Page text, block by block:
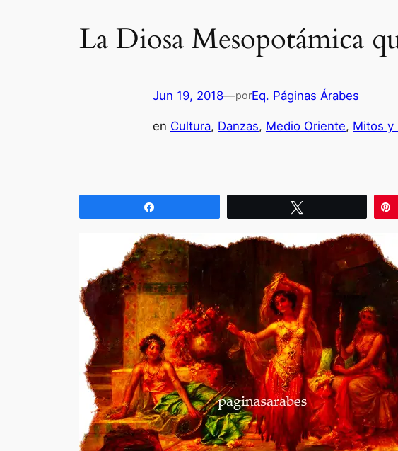
La Diosa Mesopotámica
Jun 19, 2018—porEq. Páginas Árabes
en Cultura, Danzas, Medio Oriente, Mitos y